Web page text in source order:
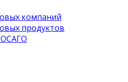
компаний
продуктов
ОСАГО